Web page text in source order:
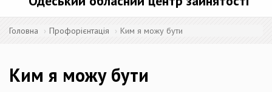
Головна Профорієнтація Ким я можу бути
Ким я можу бути